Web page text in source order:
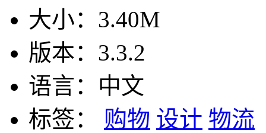
大小： 3.40M
版本： 3.3.2
语言： 中文
标签：
购物 设计 物流